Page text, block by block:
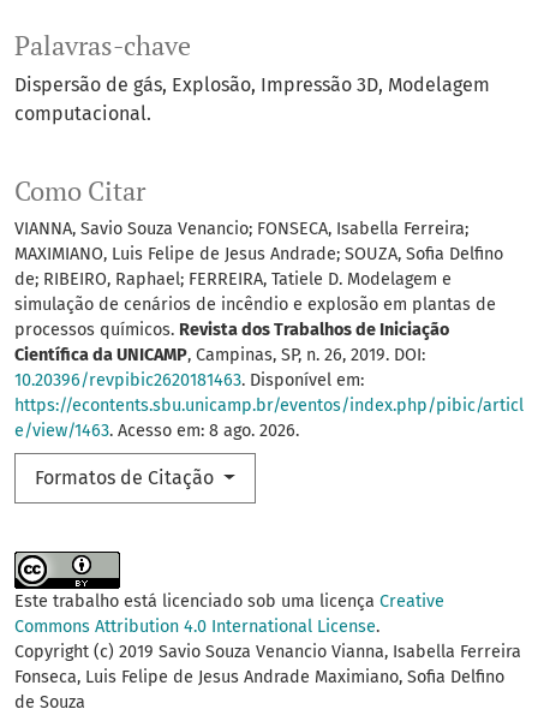
Palavras-chave
Dispersão de gás Explosão Impressão 3D Modelagem
computacional.
Como Citar
VIANNA, Savio Souza Venancio; FONSECA, Isabella Ferreira;
MAXIMIANO, Luis Felipe de Jesus Andrade; SOUZA, Sofia Delfino
de; RIBEIRO, Raphael; FERREIRA, Tatiele D. Modelagem e
simulação de cenários de incêndio e explosão em plantas de
processos químicos. Revista dos Trabalhos de Iniciação
Científica da UNICAMP, Campinas, SP, n. 26, 2019. DOI:
10.20396/revpibic2620181463. Disponível em:
https://econtents.sbu.unicamp.br/eventos/index.php/pibic/articl
e/view/1463. Acesso em: 8 ago. 2026.
Formatos de Citação
Este trabalho está licenciado sob uma licença Creative
Commons Attribution 4.0 International License.
Copyright (c) 2019 Savio Souza Venancio Vianna, Isabella Ferreira
Fonseca, Luis Felipe de Jesus Andrade Maximiano, Sofia Delfino
de Souza